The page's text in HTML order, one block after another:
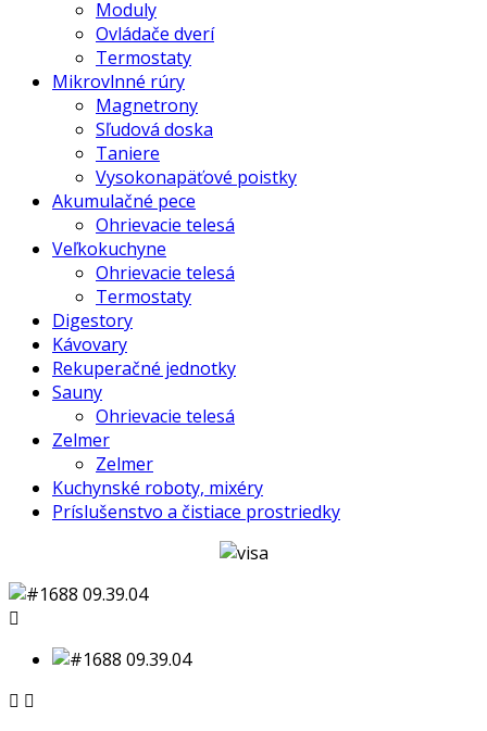
Moduly
Ovládače dverí
Termostaty
Mikrovlnné rúry
Magnetrony
Sľudová doska
Taniere
Vysokonapäťové poistky
Akumulačné pece
Ohrievacie telesá
Veľkokuchyne
Ohrievacie telesá
Termostaty
Digestory
Kávovary
Rekuperačné jednotky
Sauny
Ohrievacie telesá
Zelmer
Zelmer
Kuchynské roboty, mixéry
Príslušenstvo a čistiace prostriedky

 